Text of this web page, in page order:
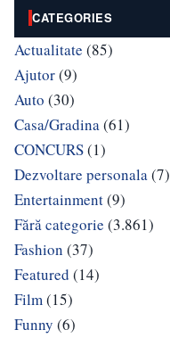
CATEGORIES
Actualitate (85)
Ajutor(9)
Auto (30)
Casa/Gradina(61)
CONCURS(1)
Dezvoltare personala(7)
Entertainment(9)
Fără categorie (3.861)
Fashion (37)
Featured (14)
Film(15)
Funny (6)